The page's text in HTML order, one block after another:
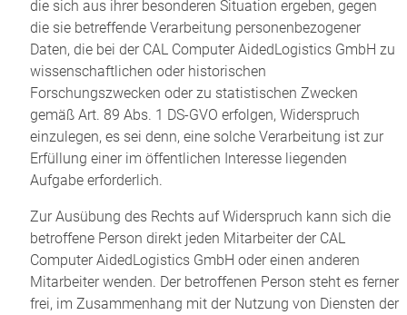
die sich aus ihrer besonderen Situation ergeben, gegen
die sie betreffende Verarbeitung personenbezogener
Daten, die bei der CAL Computer AidedLogistics GmbH zu
wissenschaftlichen oder historischen
Forschungszwecken oder zu statistischen Zwecken
gemäß Art. 89 Abs. 1 DS-GVO erfolgen, Widerspruch
einzulegen, es sei denn, eine solche Verarbeitung ist zur
Erfüllung einer im öffentlichen Interesse liegenden
Aufgabe erforderlich.
Zur Ausübung des Rechts auf Widerspruch kann sich die
betroffene Person direkt jeden Mitarbeiter der CAL
Computer AidedLogistics GmbH oder einen anderen
Mitarbeiter wenden. Der betroffenen Person steht es ferner
frei, im Zusammenhang mit der Nutzung von Diensten der